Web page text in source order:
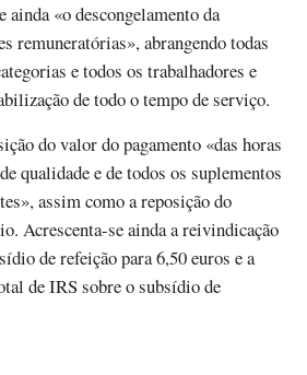
«o descongelamento da
remuneratórias», abrangendo todas
e todos os trabalhadores e
de todo o tempo de serviço.
do valor do pagamento «das horas
qualidade e de todos os suplementos
assim como a reposição do
Acrescenta-se ainda a reivindicação
de refeição para 6,50 euros e a
de IRS sobre o subsídio de